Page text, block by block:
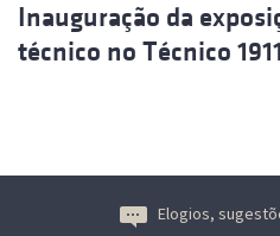
Inauguração da
técnico no Técnico
Elogios,